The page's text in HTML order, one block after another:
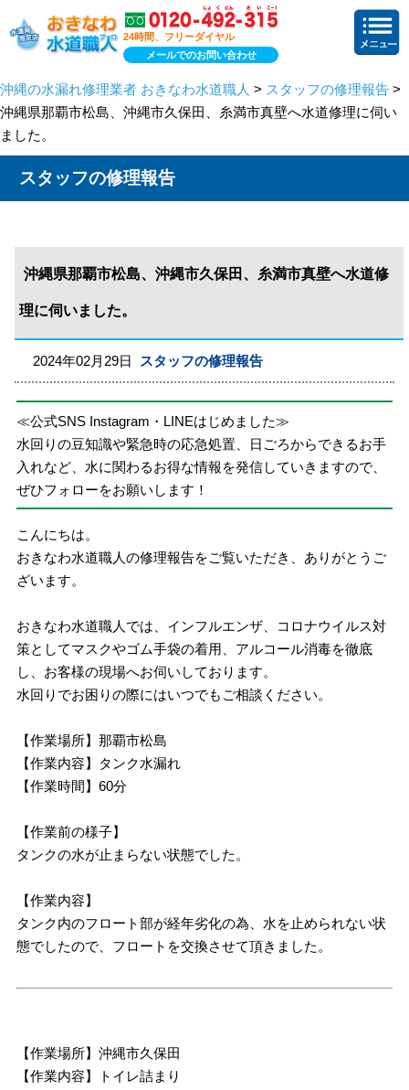
24時間、フリーダイヤル
メールでのお問い合わせ
沖縄の水漏れ修理業者 おきなわ水道職人 > スタッフの修理報告 >
沖縄県那覇市松島、沖縄市久保田、糸満市真壁へ水道修理に伺い
ました。
スタッフの修理報告
沖縄県那覇市松島、沖縄市久保田、糸満市真壁へ水道修
理に伺いました。
2024年02月29日 スタッフの修理報告
≪公式SNS Instagram・LINEはじめました≫
水回りの豆知識や緊急時の応急処置、日ごろからできるお手
入れなど、水に関わるお得な情報を発信していきますので、
ぜひフォローをお願いします！
こんにちは。
おきなわ水道職人の修理報告をご覧いただき、ありがとうご
ざいます。
おきなわ水道職人では、インフルエンザ、コロナウイルス対
策としてマスクやゴム手袋の着用、アルコール消毒を徹底
し、お客様の現場へお伺いしております。
水回りでお困りの際にはいつでもご相談ください。
【作業場所】那覇市松島
【作業内容】タンク水漏れ
【作業時間】60分
【作業前の様子】
タンクの水が止まらない状態でした。
【作業内容】
タンク内のフロート部が経年劣化の為、水を止められない状
態でしたので、フロートを交換させて頂きました。
【作業場所】沖縄市久保田
【作業内容】トイレ詰まり